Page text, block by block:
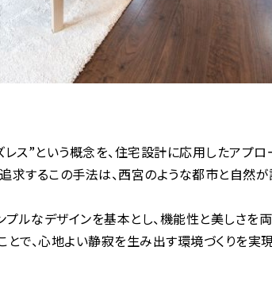
ス”という概念を、住宅設計に応用したアプロ
するこの手法は、西宮のような都市と自然が
ルなデザインを基本とし、機能性と美しさを
で、心地よい静寂を生み出す環境づくりを実